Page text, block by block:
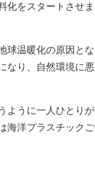
化をスタートさせま
球温暖化の原因とな
なり、自然環境に悪
ように一人ひとりが
海洋プラスチックご